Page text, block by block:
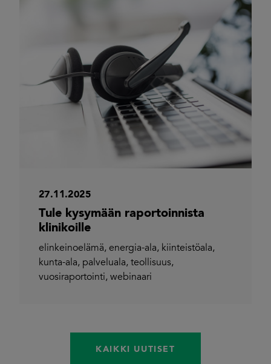
27.11.2025
Tule kysymään raportoinnista
klinikoille
elinkeinoelämä, energia-ala, kiinteistöala,
kunta-ala, palveluala, teollisuus,
vuosiraportointi, webinaari
KAIKKI UUTISET